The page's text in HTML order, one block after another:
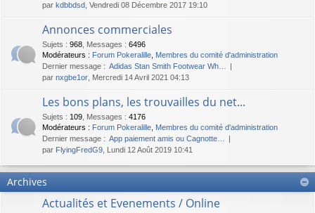
par kdbbdsd , Vendredi 08 Décembre 2017 19:10
Annonces commerciales
Sujets : 968 Messages : 6496
Modérateurs : Forum Pokeralille Membres du comité d'administration
Dernier message : Adidas Stan Smith Footwear Wh…
par nxgbe1or , Mercredi 14 Avril 2021 04:13
Les bons plans, les trouvailles du net...
Sujets : 109 Messages : 4176
Modérateurs : Forum Pokeralille Membres du comité d'administration
Dernier message : App paiement amis ou Cagnotte…
par FlyingFredG9 , Lundi 12 Août 2019 10:41
Archives
Actualités et Evenements / Online